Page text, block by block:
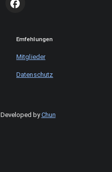
Emfehlungen
Mitglieder
Datenschutz
Developed byChun